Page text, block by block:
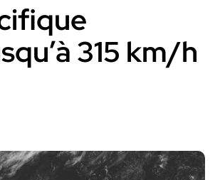
315 km/h